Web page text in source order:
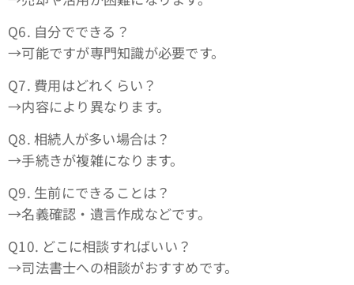
Q6. 自分でできる？
→可能ですが専門知識が必要です。
Q7. 費用はどれくらい？
→内容により異なります。
Q8. 相続人が多い場合は？
→手続きが複雑になります。
Q9. 生前にできることは？
→名義確認・遺言作成などです。
Q10. どこに相談すればいい？
→司法書士への相談がおすすめです。